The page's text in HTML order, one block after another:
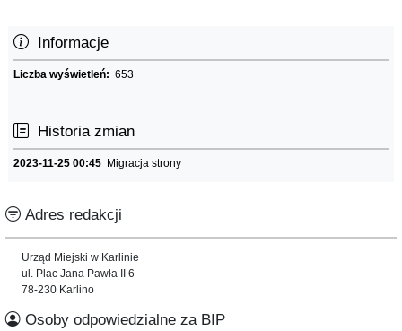
Informacje
Liczba wyświetleń: 653
Historia zmian
2023-11-25 00:45 Migracja strony
Adres redakcji
Urząd Miejski w Karlinie
ul. Plac Jana Pawła II 6
78-230 Karlino
Osoby odpowiedzialne za BIP